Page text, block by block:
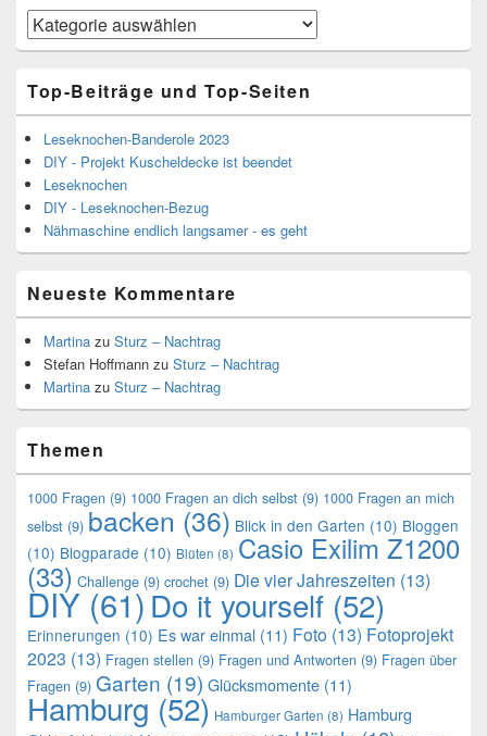
Kategorien
Top-Beiträge und Top-Seiten
Leseknochen-Banderole 2023
DIY - Projekt Kuscheldecke ist beendet
Leseknochen
DIY - Leseknochen-Bezug
Nähmaschine endlich langsamer - es geht
Neueste Kommentare
Martina zu Sturz – Nachtrag
Stefan Hoffmann zu Sturz – Nachtrag
Martina zu Sturz – Nachtrag
Themen
1000 Fragen (9) 1000 Fragen an dich selbst (9) 1000 Fragen an mich
selbst (9) backen (36) Blick in den Garten (10) Bloggen
(10) Blogparade (10) Blüten (8) Casio Exilim Z1200
(33) Challenge (9) crochet (9) Die vier Jahreszeiten (13)
DIY (61)Do it yourself (52)
Erinnerungen (10) Es war einmal (11) Foto (13) Fotoprojekt
2023 (13) Fragen stellen (9) Fragen und Antworten (9) Fragen über
Fragen (9) Garten (19) Glücksmomente (11)
Hamburg (52) Hamburger Garten (8) Hamburg